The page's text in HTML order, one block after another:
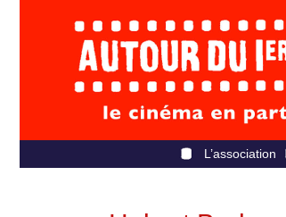
L’association